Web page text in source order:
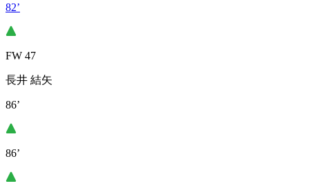
82’
FW 47
長井 結矢
86’
86’